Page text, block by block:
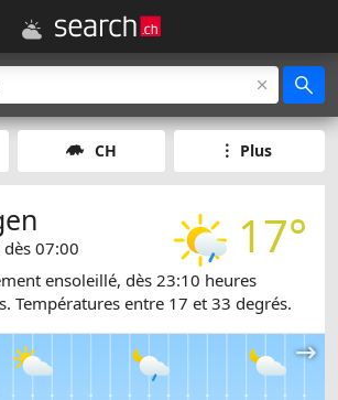
CH Plus
17°
07:00
ensoleillé, dès 23:10 heures
Températures entre 17 et 33 degrés.